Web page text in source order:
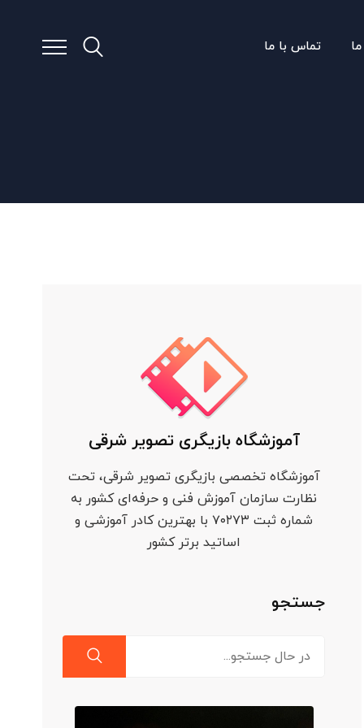
تماس با ما
آموزشگاه بازیگری تصویر شرقی
آموزشگاه تخصصی بازیگری تصویر شرقی، تحت
نظارت سازمان آموزش فنی و حرفه‌ای کشور به
شماره ثبت ۷۰۲۷۳ با بهترین کادر آموزشی و
اساتید برتر کشور
جستجو